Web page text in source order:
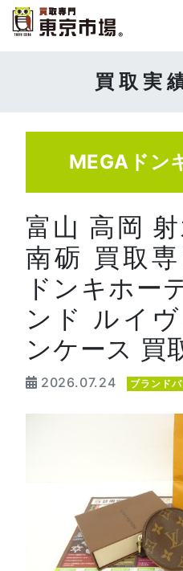
買取実
MEGAドン
富山 高岡
南砺 買取
ドンキホー
ンド ルイ
ンケース 買
2026.07.24 ブランド